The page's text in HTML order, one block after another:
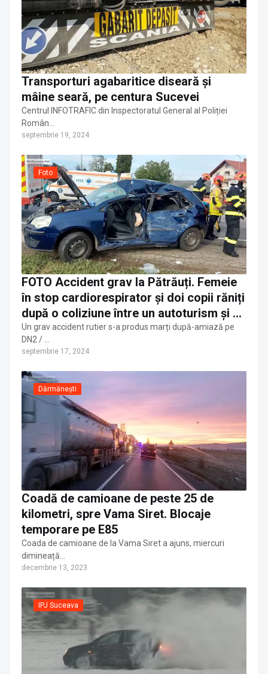
Transporturi agabaritice diseară și
mâine seară, pe centura Sucevei
Centrul INFOTRAFIC din Inspectoratul General al Poliției
Român…
septembrie 19, 2024
Foto
FOTO Accident grav la Pătrăuți. Femeie
în stop cardiorespirator și doi copii răniți
după o coliziune între un autoturism și un
autobuz
Un grav accident rutier s-a produs marți după-amiază pe
DN2 / …
septembrie 17, 2024
Dărmănești
Coadă de camioane de peste 25 de
kilometri, spre Vama Siret. Blocaje
temporare pe E85
Coada de camioane de la Vama Siret a ajuns, miercuri
dimineață…
decembrie 13, 2023
IPJ Suceava